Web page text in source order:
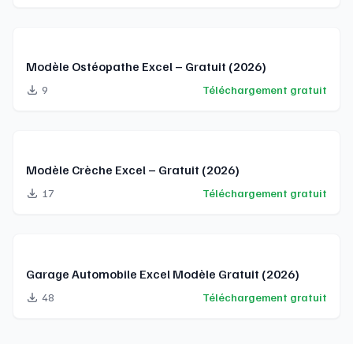
Modèle Ostéopathe Excel – Gratuit (2026)
9 Téléchargement gratuit
Modèle Crèche Excel – Gratuit (2026)
17 Téléchargement gratuit
Garage Automobile Excel Modèle Gratuit (2026)
48 Téléchargement gratuit